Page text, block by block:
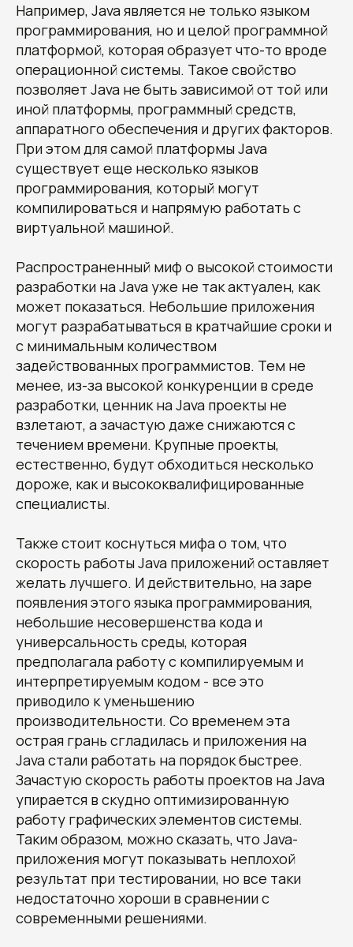
Например, Java является не только языком
программирования, но и целой программной
платформой, которая образует что-то вроде
операционной системы. Такое свойство
позволяет Java не быть зависимой от той или
иной платформы, программный средств,
аппаратного обеспечения и других факторов.
При этом для самой платформы Java
существует еще несколько языков
программирования, который могут
компилироваться и напрямую работать с
виртуальной машиной.
Распространенный миф о высокой стоимости
разработки на Java уже не так актуален, как
может показаться. Небольшие приложения
могут разрабатываться в кратчайшие сроки и
с минимальным количеством
задействованных программистов. Тем не
менее, из-за высокой конкуренции в среде
разработки, ценник на Java проекты не
взлетают, а зачастую даже снижаются с
течением времени. Крупные проекты,
естественно, будут обходиться несколько
дороже, как и высококвалифицированные
специалисты.
Также стоит коснуться мифа о том, что
скорость работы Java приложений оставляет
желать лучшего. И действительно, на заре
появления этого языка программирования,
небольшие несовершенства кода и
универсальность среды, которая
предполагала работу с компилируемым и
интерпретируемым кодом - все это
приводило к уменьшению
производительности. Со временем эта
острая грань сгладилась и приложения на
Java стали работать на порядок быстрее.
Зачастую скорость работы проектов на Java
упирается в скудно оптимизированную
работу графических элементов системы.
Таким образом, можно сказать, что Java-
приложения могут показывать неплохой
результат при тестировании, но все таки
недостаточно хороши в сравнении с
современными решениями.
Получите наши
рекомендации, узнайте
стоимость и сроки
разработки вашего проекта
Овчинников Егор
Исполнительный
директор
+7 (996) 407-77-74sales@7winds.mobi
ТелеграмМакс
Новороссийск, ул. Котанова, д.30
Москва, Духовской пер., д.17, стр.18